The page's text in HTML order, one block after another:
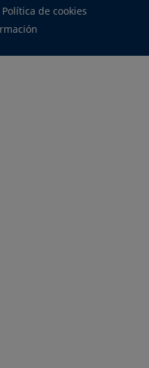
Política de cookies